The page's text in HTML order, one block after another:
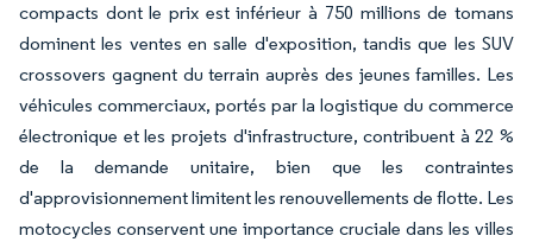
compacts dont le prix est inférieur à 750 millions de tomans
dominent les ventes en salle d'exposition, tandis que les SUV
crossovers gagnent du terrain auprès des jeunes familles. Les
véhicules commerciaux, portés par la logistique du commerce
électronique et les projets d'infrastructure, contribuent à 22 %
de la demande unitaire, bien que les contraintes
d'approvisionnement limitent les renouvellements de flotte. Les
motocycles conservent une importance cruciale dans les villes